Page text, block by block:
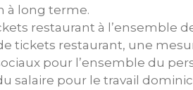
à long terme.
restaurant à l’ensemble
tickets restaurant, une
pour l’ensemble du
salaire pour le travail